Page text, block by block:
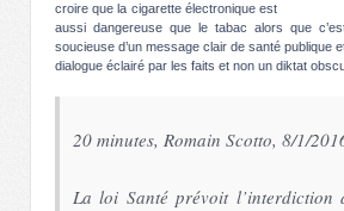
croire que la cigarette électronique est
aussi dangereuse que le tabac alors que
soucieuse d’un message clair de santé publique
dialogue éclairé par les faits et non un diktat
20 minutes, Romain Scotto, 8/1/
La loi Santé prévoit l’interdiction